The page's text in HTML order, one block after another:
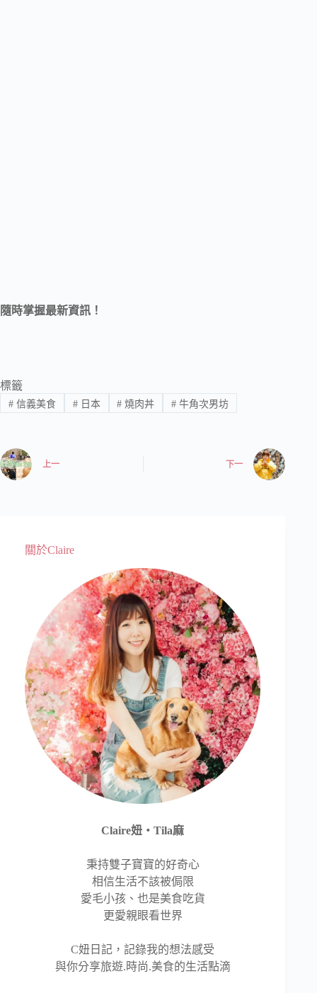
隨時掌握最新資訊！
標籤
#信義美食 #日本 # 燒肉丼 # 牛角次男坊
上一 下一
關於Claire
Claire妞‧Tila麻
秉持雙子寶寶的好奇心
相信生活不該被侷限
愛毛小孩、也是美食吃貨
更愛親眼看世界
C妞日記，記錄我的想法感受
與你分享旅遊.時尚.美食的生活點滴